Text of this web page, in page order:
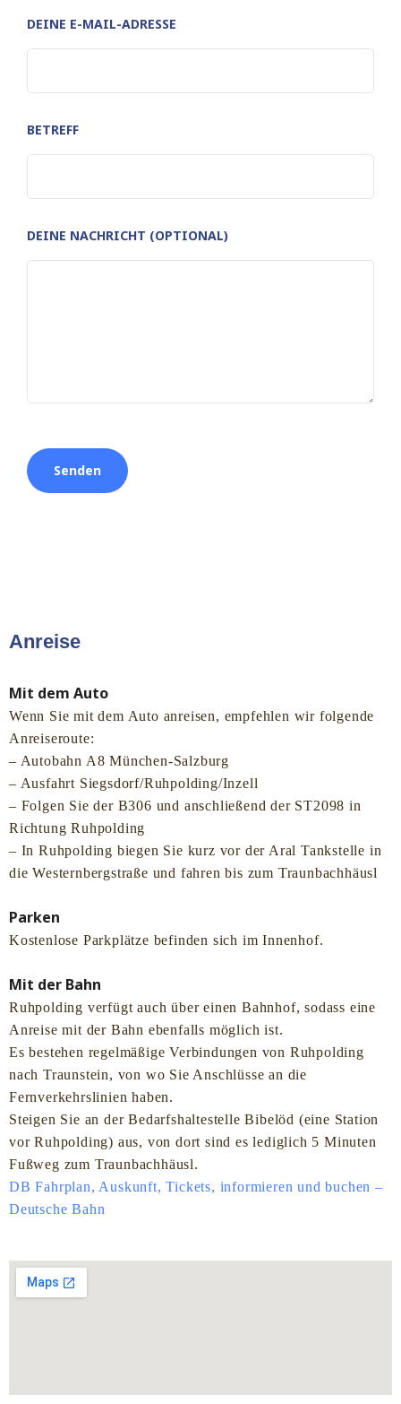
DEINE E-MAIL-ADRESSE
BETREFF
DEINE NACHRICHT (OPTIONAL)
Anreise
Mit dem Auto
Wenn Sie mit dem Auto anreisen, empfehlen wir folgende
Anreiseroute:
– Autobahn A8 München-Salzburg
– Ausfahrt Siegsdorf/Ruhpolding/Inzell
– Folgen Sie der B306 und anschließend der ST2098 in
Richtung Ruhpolding
– In Ruhpolding biegen Sie kurz vor der Aral Tankstelle in
die Westernbergstraße und fahren bis zum Traunbachhäusl
Parken
Kostenlose Parkplätze befinden sich im Innenhof.
Mit der Bahn
Ruhpolding verfügt auch über einen Bahnhof, sodass eine
Anreise mit der Bahn ebenfalls möglich ist.
Es bestehen regelmäßige Verbindungen von Ruhpolding
nach Traunstein, von wo Sie Anschlüsse an die
Fernverkehrslinien haben.
Steigen Sie an der Bedarfshaltestelle Bibelöd (eine Station
vor Ruhpolding) aus, von dort sind es lediglich 5 Minuten
Fußweg zum Traunbachhäusl.
DB Fahrplan, Auskunft, Tickets, informieren und buchen –
Deutsche Bahn